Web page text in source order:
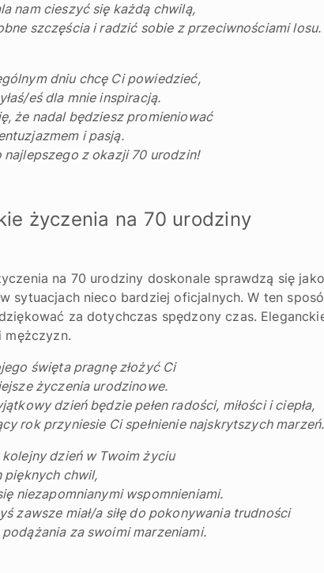
nam cieszyć się każdą chwilą,
szczęścia i radzić sobie z przeciwnościami losu.
dniu chcę Ci powiedzieć,
eś dla mnie inspiracją.
że nadal będziesz promieniować
i pasją.
najlepszego z okazji 70 urodzin!
życzenia na 70 urodziny
na 70 urodziny doskonale sprawdzą się
sytuacjach nieco bardziej oficjalnych. W ten
za dotychczas spędzony czas.
mężczyzn.
święta pragnę złożyć Ci
życzenia urodzinowe.
dzień będzie pełen radości, miłości i ciepła,
rok przyniesie Ci spełnienie najskrytszych marzeń.
dzień w Twoim życiu
pięknych chwil,
niezapomnianymi wspomnieniami.
zawsze miał/a siłę do pokonywania trudności
za swoimi marzeniami.